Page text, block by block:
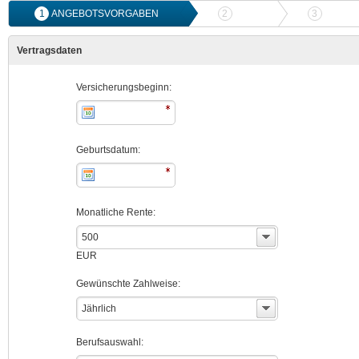
1 ANGEBOTSVORGABEN 2 ANGEBOTSVERGLEICH
3
Vertragsdaten
Versicherungsbeginn:
Geburtsdatum:
Monatliche Rente:
500
EUR
Gewünschte Zahlweise:
Jährlich
Berufsauswahl: